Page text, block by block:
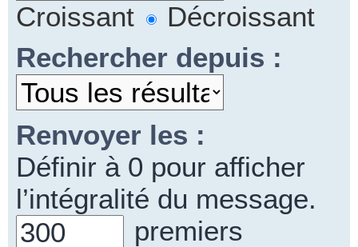
Croissant
Décroissant
Rechercher depuis :
Renvoyer les :
Définir à 0 pour afficher
l’intégralité du message.
premiers